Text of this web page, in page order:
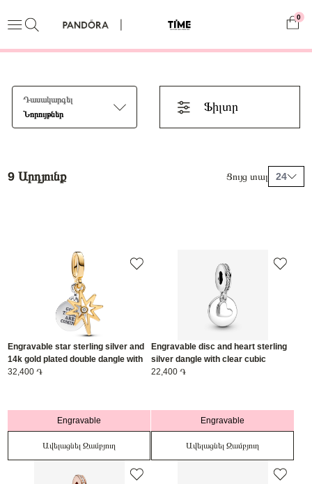
0
Դասակարգել
Նորույթներ
Ֆիլտր
9 Արդյունք Ցույց տալ 24
Engravable star sterling silver and
14k gold plated double dangle with
0.016 ct TW G-I VS2+ round brilliant
32,400 ֏
Engravable
Ավելացնել Զամբյուղ
Engravable disc and heart sterling
silver dangle with clear cubic
zirconia/ 799212C01
22,400 ֏
Engravable
Ավելացնել Զամբյուղ